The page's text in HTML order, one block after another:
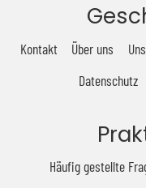
Kontakt Über uns
Datenschutz
Häufig gestellte